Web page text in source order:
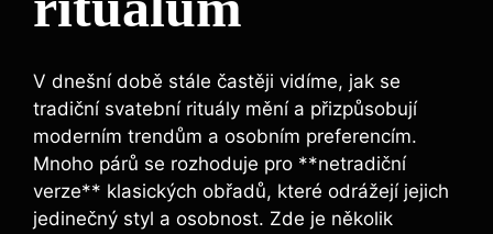
V dnešní době stále častěji vidíme, jak se
tradiční svatební rituály mění a přizpůsobují
moderním trendům a osobním preferencím.
Mnoho párů se rozhoduje pro **netradiční
verze** klasických obřadů, které odrážejí jejich
jedinečný styl a osobnost. Zde je několik